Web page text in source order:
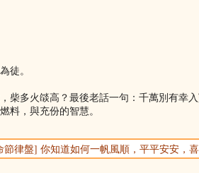
徒。
柴多火燄高？最後老話一句：千萬別有幸
料，與充份的智慧。
節律盤] 你知道如何一帆風順，平平安安，